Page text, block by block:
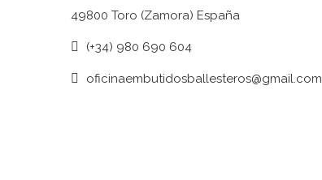
49800 Toro (Zamora) España
(+34) 980 690 604
oficinaembutidosballesteros@gmail.com